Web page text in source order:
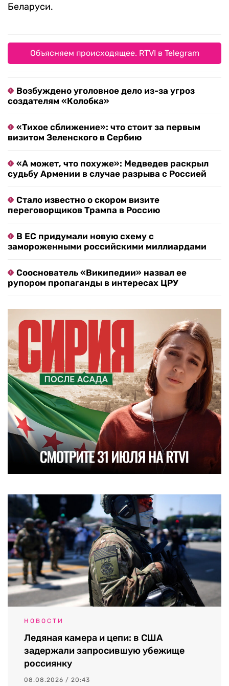
Беларуси.
Объясняем происходящее. RTVI в Telegram
Возбуждено уголовное дело из-за угроз
создателям «Колобка»
«Тихое сближение»: что стоит за первым
визитом Зеленского в Сербию
«А может, что похуже»: Медведев раскрыл
судьбу Армении в случае разрыва с Россией
Стало известно о скором визите
переговорщиков Трампа в Россию
В ЕС придумали новую схему с
замороженными российскими миллиардами
Сооснователь «Википедии» назвал ее
рупором пропаганды в интересах ЦРУ
НОВОСТИ
Ледяная камера и цепи: в США
задержали запросившую убежище
россиянку
08.08.2026 / 20:43